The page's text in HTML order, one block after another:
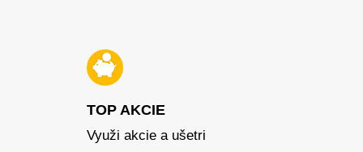
TOP AKCIE
Využi akcie a ušetri